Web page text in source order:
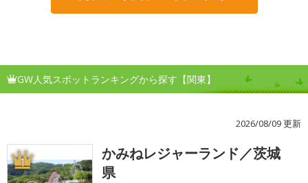
GW人気スポットランキングから探す【関東】
2026/08/09 更新
1
かみねレジャーランド／茨城
県